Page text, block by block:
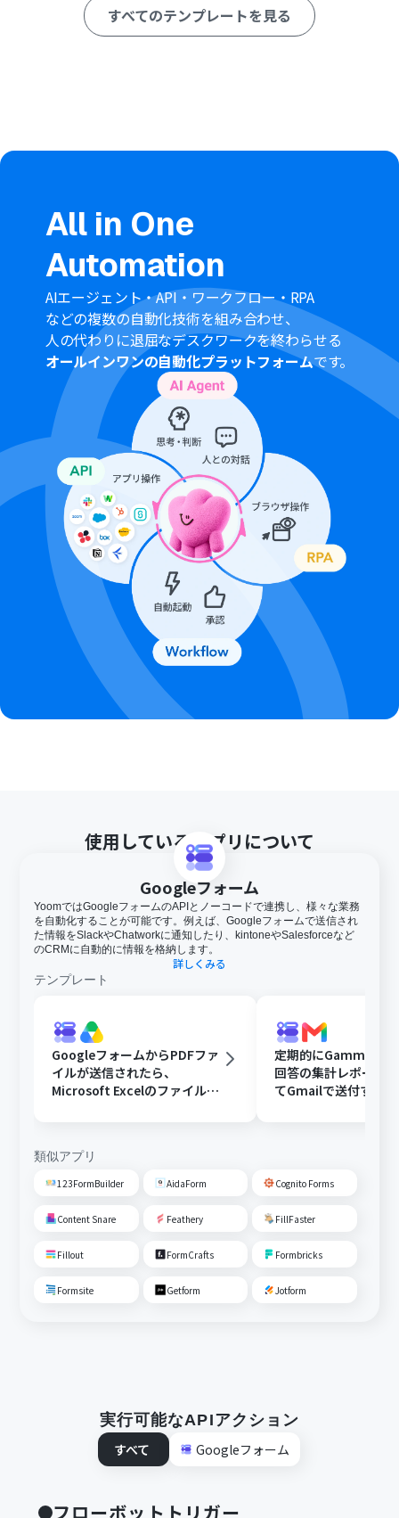
■このワークフローのカスタムポイント
Googleフォームのトリガー設定では、自動化の対象とし
発行した書類を保存したいBox内のフォルダを任意で指定
GoogleフォームとBoxのそれぞれとYoomを連携してく
ださい。
トリガーは5分、10分、15分、30分、60分の間隔で起動
間隔を選択できます。
プランによって最短の起動間隔が異なりますので、ご注意
ください。
Googleフォームをトリガーとして使用した際の回答内容
を取得する方法はこちらを参照ください。
すべてのテンプレートを見る
All in One
Automation
AIエージェント・API・ワークフロー・RPA
などの複数の自動化技術を組み合わせ、
人の代わりに退屈なデスクワークを終わらせる
オールインワンの自動化プラットフォームです。
使用しているアプリについて
Googleフォーム
YoomではGoogleフォームのAPIとノーコードで連携し、様々な業務
を自動化することが可能です。例えば、Googleフォームで送信され
た情報をSlackやChatworkに通知したり、kintoneやSalesforceなど
のCRMに自動的に情報を格納します。
詳しくみる
テンプレート
GoogleフォームからPDFファ
イルが送信されたら、
Microsoft Excelのファイルに
定期的にGammaで
回答の集計レポート
てGmailで送付する
類似アプリ
123FormBuilder AidaForm Cognito Forms
Content Snare Feathery FillFaster
Fillout FormCrafts Formbricks
Formsite Getform Jotform
実行可能なAPIアクション
すべて
Googleフォーム
フローボットトリガー